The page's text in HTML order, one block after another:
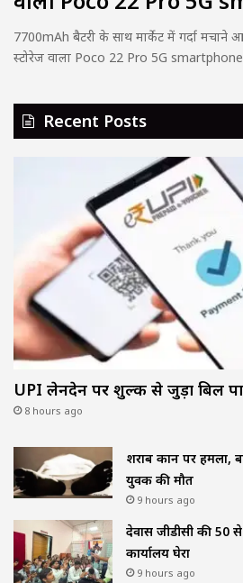
7700mAh बैटरी के साथ मार्केट में गर्दा मचाने
स्टोरेज वाला Poco 22 Pro 5G
Recent Posts
UPI लेनदेन पर शुल्क से जुड़ा बिल
8 hours ago
शराब दुकान पर हमला,
युवक की मौत
9 hours ago
देवास जीडीसी की 50
कार्यालय घेरा
9 hours ago